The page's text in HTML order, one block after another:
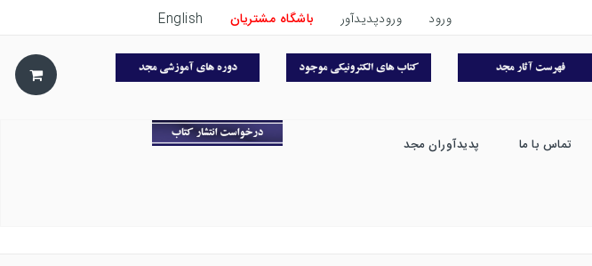
ورود ورودپدیدآور باشگاه مشتریان English
تماس با ما پدیدآوران مجد